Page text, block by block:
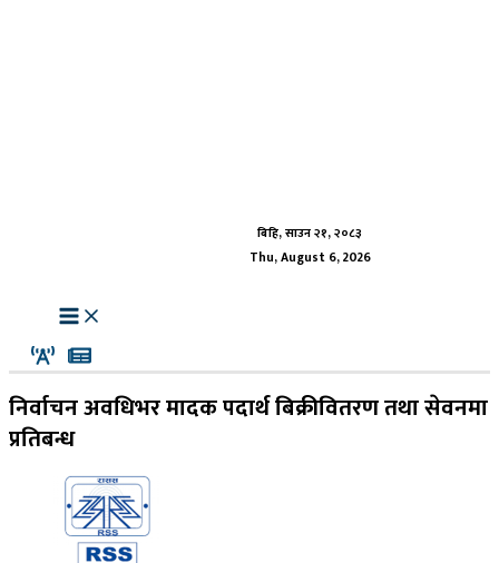
बिहि, साउन २१, २०८३
Thu, August 6, 2026
निर्वाचन अवधिभर मादक पदार्थ बिक्रीवितरण तथा सेवनमा
प्रतिबन्ध